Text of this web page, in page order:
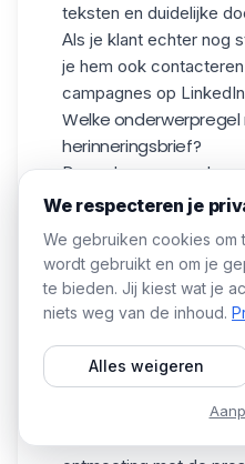
teksten en duidelijke
Als je klant echter nog
je hem ook
campagnes op
Welke
herinneringsbrief?
De onderwerpregel
de inhoud van
prospect te trekken,
mijn geheim is om 10x
werven ? Met zo'n
Aan de andere kant is
"Controleer de
eraan komt" een
We respecteren je
We gebruiken cookies
wordt gebruikt en om je
te bieden. Jij kiest wat je
niets weg van de inhoud.
Alles weigeren